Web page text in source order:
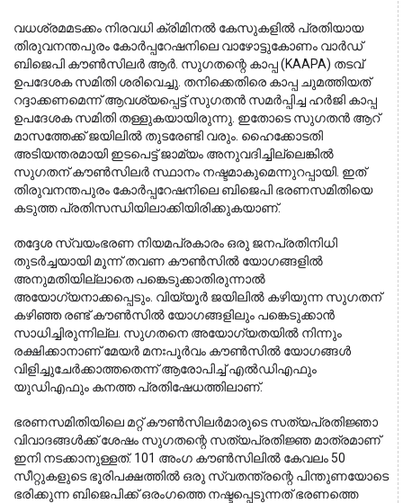
വധശ്രമമടക്കം നിരവധി ക്രിമിനൽ കേസുകളിൽ പ്രതിയായ
തിരുവനന്തപുരം കോർപ്പറേഷനിലെ വാഴോട്ടുകോണം വാർഡ്
ബിജെപി കൗൺസിലർ ആർ. സുഗതന്റെ കാപ്പ (KAAPA) തടവ്
ഉപദേശക സമിതി ശരിവെച്ചു. തനിക്കെതിരെ കാപ്പ ചുമത്തിയത്
റദ്ദാക്കണമെന്ന് ആവശ്യപ്പെട്ട് സുഗതൻ സമർപ്പിച്ച ഹർജി കാപ്പ
ഉപദേശക സമിതി തള്ളുകയായിരുന്നു. ഇതോടെ സുഗതൻ ആറ്
മാസത്തേക്ക് ജയിലിൽ തുടരേണ്ടി വരും. ഹൈക്കോടതി
അടിയന്തരമായി ഇടപെട്ട് ജാമ്യം അനുവദിച്ചില്ലെങ്കിൽ
സുഗതന് കൗൺസിലർ സ്ഥാനം നഷ്ടമാകുമെന്നുറപ്പായി. ഇത്
തിരുവനന്തപുരം കോർപ്പറേഷനിലെ ബിജെപി ഭരണസമിതിയെ
കടുത്ത പ്രതിസന്ധിയിലാക്കിയിരിക്കുകയാണ്.
തദ്ദേശ സ്വയംഭരണ നിയമപ്രകാരം ഒരു ജനപ്രതിനിധി
തുടർച്ചയായി മൂന്ന് തവണ കൗൺസിൽ യോഗങ്ങളിൽ
അനുമതിയില്ലാതെ പങ്കെടുക്കാതിരുന്നാൽ
അയോഗ്യനാക്കപ്പെടും. വിയ്യൂർ ജയിലിൽ കഴിയുന്ന സുഗതന്
കഴിഞ്ഞ രണ്ട് കൗൺസിൽ യോഗങ്ങളിലും പങ്കെടുക്കാൻ
സാധിച്ചിരുന്നില്ല. സുഗതനെ അയോഗ്യതയിൽ നിന്നും
രക്ഷിക്കാനാണ് മേയർ മനഃപൂർവം കൗൺസിൽ യോഗങ്ങൾ
വിളിച്ചുചേർക്കാത്തതെന്ന് ആരോപിച്ച് എൽഡിഎഫും
യുഡിഎഫും കനത്ത പ്രതിഷേധത്തിലാണ്.
ഭരണസമിതിയിലെ മറ്റ് കൗൺസിലർമാരുടെ സത്യപ്രതിജ്ഞാ
വിവാദങ്ങൾക്ക് ശേഷം സുഗതന്റെ സത്യപ്രതിജ്ഞ മാത്രമാണ്
ഇനി നടക്കാനുള്ളത്. 101 അംഗ കൗൺസിലിൽ കേവലം 50
സീറ്റുകളുടെ ഭൂരിപക്ഷത്തിൽ ഒരു സ്വതന്ത്രന്റെ പിന്തുണയോടെ
ഭരിക്കുന്ന ബിജെപിക്ക് ഒരംഗത്തെ നഷ്ടപ്പെടുന്നത് ഭരണത്തെ